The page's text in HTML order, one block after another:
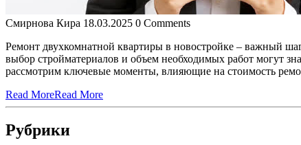
Смирнова Кира 18.03.2025 0 Comments
Ремонт двухкомнатной квартиры в новостройке – важный
выбор стройматериалов и объем необходимых работ могут
рассмотрим ключевые моменты, влияющие на стоимость
Read MoreRead More
Рубрики